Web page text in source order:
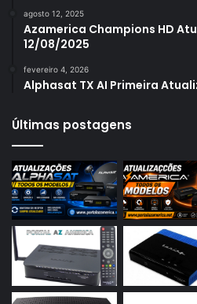
Azamerica S1007
Azamerica S1007
Azamerica S1009
Azamerica S2005
Azamerica S2010
Azamerica S2015
Azamerica S922
Azamerica S922
Azamerica S928
agosto 12, 2025
Azamerica Champions HD
12/08/2025
fevereiro 4, 2026
Alphasat TX AI Primeira
Últimas postagens